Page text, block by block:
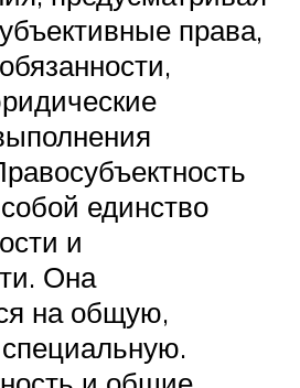
права,
единство
и
Она
на общую,